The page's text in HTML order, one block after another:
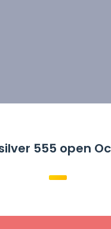
555 open